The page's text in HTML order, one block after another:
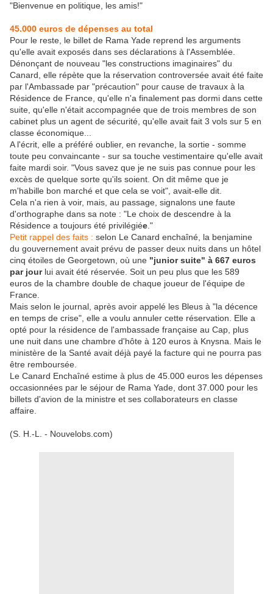
"Bienvenue en politique, les amis!"
45.000 euros de dépenses au total
Pour le reste, le billet de Rama Yade reprend les arguments
qu'elle avait exposés dans ses déclarations à l'Assemblée.
Dénonçant de nouveau "les constructions imaginaires" du
Canard, elle répète que la réservation controversée avait été faite
par l'Ambassade par "précaution" pour cause de travaux à la
Résidence de France, qu'elle n'a finalement pas dormi dans cette
suite, qu'elle n'était accompagnée que de trois membres de son
cabinet plus un agent de sécurité, qu'elle avait fait 3 vols sur 5 en
classe économique...
A l'écrit, elle a préféré oublier, en revanche, la sortie - somme
toute peu convaincante - sur sa touche vestimentaire qu'elle avait
faite mardi soir. "Vous savez que je ne suis pas connue pour les
excès de quelque sorte qu'ils soient. On dit même que je
m'habille bon marché et que cela se voit", avait-elle dit.
Cela n'a rien à voir, mais, au passage, signalons une faute
d'orthographe dans sa note : "Le choix de descendre à la
Résidence a toujours été privilégiée ."
Petit rappel des faits : selon Le Canard enchaîné, la benjamine
du gouvernement avait prévu de passer deux nuits dans un hôtel
cinq étoiles de Georgetown, où une "junior suite" à 667 euros
par jourlui avait été réservée. Soit un peu plus que les 589
euros de la chambre double de chaque joueur de l'équipe de
France.
Mais selon le journal, après avoir appelé les Bleus à "la décence
en temps de crise", elle a voulu annuler cette réservation. Elle a
opté pour la résidence de l'ambassade française au Cap, plus
une nuit dans une chambre d'hôte à 120 euros à Knysna. Mais le
ministère de la Santé avait déjà payé la facture qui ne pourra pas
être remboursée.
Le Canard Enchaîné estime à plus de 45.000 euros les dépenses
occasionnées par le séjour de Rama Yade, dont 37.000 pour les
billets d'avion de la ministre et ses collaborateurs en classe
affaire.
(S. H.-L. - Nouvelobs.com)